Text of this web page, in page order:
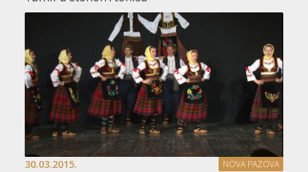
30.03.2015. NOVA PAZOVA